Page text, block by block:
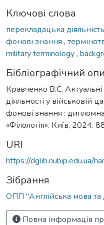
Ключові слова
перекладацька діяльність
фонові знання ,
military terminology,
Бібліографічний
Кравченко В.С.
діяльності у військовій
фонові знання :
«Філологія». Київ, 2024.
URI
https://dglib.nubip.edu.ua/
Зібрання
ОПП "Англійська мова та
Повна інформація